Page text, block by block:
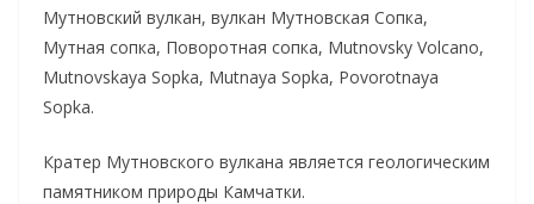
Мутновский вулкан, вулкан Мутновская Сопка,
Мутная сопка, Поворотная сопка, Mutnovsky Volcano,
Mutnovskaya Sopka, Mutnaya Sopka, Povorotnaya
Sopka.
Кратер Мутновского вулкана является геологическим
памятником природы Камчатки.